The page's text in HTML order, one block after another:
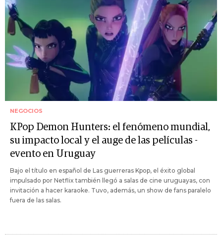
NEGOCIOS
KPop Demon Hunters: el fenómeno mundial,
su impacto local y el auge de las películas -
evento en Uruguay
Bajo el título en español de Las guerreras Kpop, el éxito global
impulsado por Netflix también llegó a salas de cine uruguayas, con
invitación a hacer karaoke. Tuvo, además, un show de fans paralelo
fuera de las salas.